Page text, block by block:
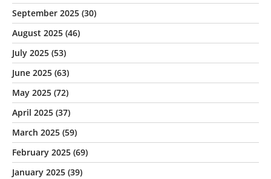
September 2025 (30)
August 2025 (46)
July 2025 (53)
June 2025 (63)
May 2025 (72)
April 2025 (37)
March 2025 (59)
February 2025 (69)
January 2025 (39)